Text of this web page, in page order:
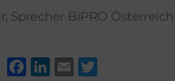
Sprecher BiPRO Österreich
F
Li
E